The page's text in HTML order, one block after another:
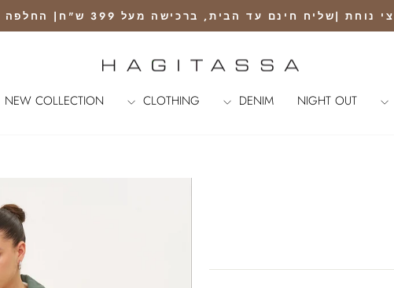
Pause
חינם עד הבית, ברכישה מעל 399 ש"ח| החלפה ראשונה חינם עם שליח
NIGHT OUT
DENIM
CLOTHING
NEW COLLECTION